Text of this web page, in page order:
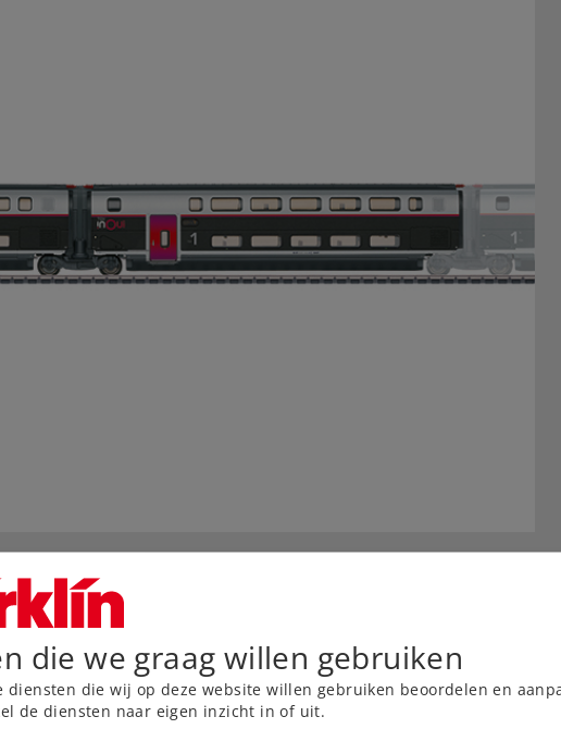
die we graag willen gebruiken
diensten die wij op deze website willen gebruiken beoordelen en
de diensten naar eigen inzicht in of uit.